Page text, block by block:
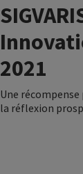
2021
Une
la réflexion